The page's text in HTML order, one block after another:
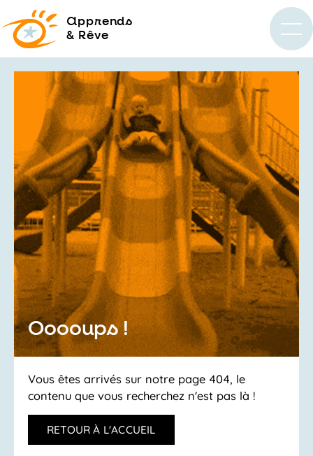
apprends
& Rêve
Ooooups !
Vous êtes arrivés sur notre page 404, le
contenu que vous recherchez n'est pas là !
RETOUR À L'ACCUEIL